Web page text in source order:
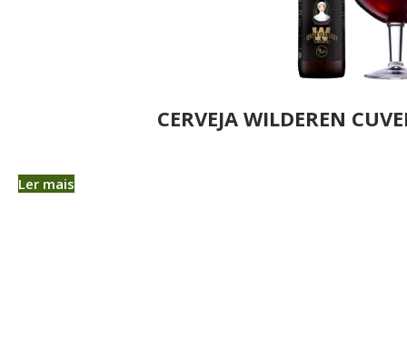
CERVEJA WILDEREN
Ler mais